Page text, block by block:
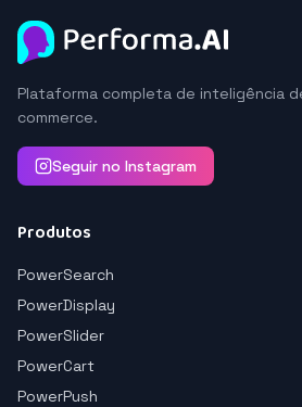
Plataforma completa de inteligência
commerce.
Seguir no Instagram
Produtos
PowerSearch
PowerDisplay
PowerSlider
PowerCart
PowerPush